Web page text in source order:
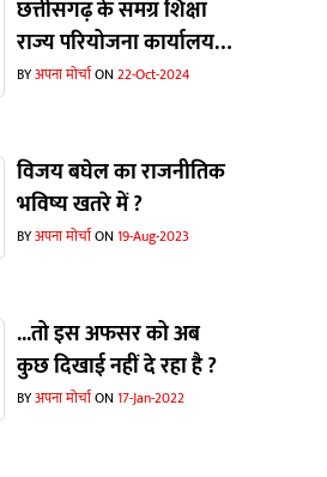
छत्तीसगढ़ के समग्र शिक्षा
राज्य परियोजना कार्यालय
के दो विवादित अफसर लगा
BYअपना मोर्चाON22-Oct-2024
विजय बघेल का राजनीतिक
भविष्य खतरे में ?
BYअपना मोर्चाON19-Aug-2023
...तो इस अफसर को अब
कुछ दिखाई नहीं दे रहा है ?
BYअपना मोर्चाON17-Jan-2022